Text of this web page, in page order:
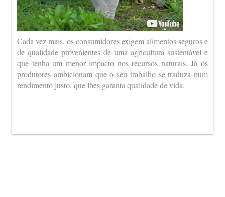
Cada vez mais, os consumidores exigem alimentos seguros e
de qualidade provenientes de uma agricultura sustentável e
que tenha um menor impacto nos recursos naturais. Já os
produtores ambicionam que o seu trabalho se traduza num
rendimento justo, que lhes garanta qualidade de vida.